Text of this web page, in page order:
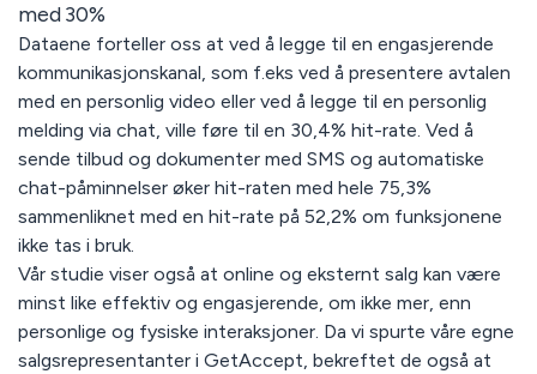
med 30%
Dataene forteller oss at ved å legge til en engasjerende
kommunikasjonskanal, som f.eks ved å presentere avtalen
med en personlig video eller ved å legge til en personlig
melding via chat, ville føre til en 30,4% hit-rate. Ved å
sende tilbud og dokumenter med SMS og automatiske
chat-påminnelser øker hit-raten med hele 75,3%
sammenliknet med en hit-rate på 52,2% om funksjonene
ikke tas i bruk.
Vår studie viser også at online og eksternt salg kan være
minst like effektiv og engasjerende, om ikke mer, enn
personlige og fysiske interaksjoner. Da vi spurte våre egne
salgsrepresentanter i GetAccept, bekreftet de også at